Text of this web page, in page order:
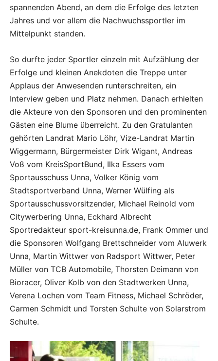
spannenden Abend, an dem die Erfolge des letzten
Jahres und vor allem die Nachwuchssportler im
Mittelpunkt standen.
So durfte jeder Sportler einzeln mit Aufzählung der
Erfolge und kleinen Anekdoten die Treppe unter
Applaus der Anwesenden runterschreiten, ein
Interview geben und Platz nehmen. Danach erhielten
die Akteure von den Sponsoren und den prominenten
Gästen eine Blume überreicht. Zu den Gratulanten
gehörten Landrat Mario Löhr, Vize-Landrat Martin
Wiggermann, Bürgermeister Dirk Wigant, Andreas
Voß vom KreisSportBund, Ilka Essers vom
Sportausschuss Unna, Volker König vom
Stadtsportverband Unna, Werner Wülfing als
Sportausschussvorsitzender, Michael Reinold vom
Citywerbering Unna, Eckhard Albrecht
Sportredakteur sport-kreisunna.de, Frank Ommer und
die Sponsoren Wolfgang Brettschneider vom Aluwerk
Unna, Martin Wittwer von Radsport Wittwer, Peter
Müller von TCB Automobile, Thorsten Deimann von
Bioracer, Oliver Kolb von den Stadtwerken Unna,
Verena Lochen vom Team Fitness, Michael Schröder,
Carmen Schmidt und Torsten Schulte von Solarstrom
Schulte.